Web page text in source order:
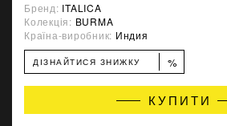
Бренд: ITALICA
Колекція: BURMA
Країна-виробник: Индия
ДІЗНАЙТИСЯ ЗНИЖКУ %
КУПИТИ